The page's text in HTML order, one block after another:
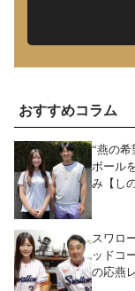
おすすめコラム
“燕の
ボール
み【し
スワロ
ッドコ
の応燕